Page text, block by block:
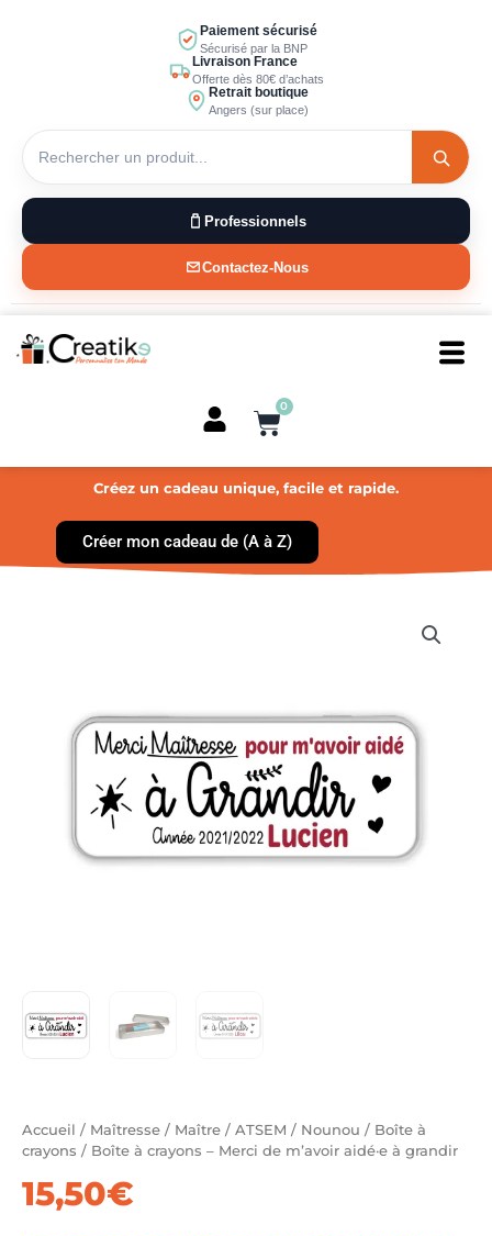
Paiement sécurisé
Sécurisé par la BNP
Livraison France
Offerte dès 80€ d’achats
Retrait boutique
Angers (sur place)
Professionnels
Contactez-Nous
0
Panier
Créez un cadeau unique, facile et rapide.
Créer mon cadeau de (A à Z)
Accueil / Maîtresse / Maître / ATSEM / Nounou / Boîte à
crayons / Boîte à crayons – Merci de m’avoir aidé·e à grandir
15,50€
-
Merci
de
m'avoir
aidé·e
à
grandir